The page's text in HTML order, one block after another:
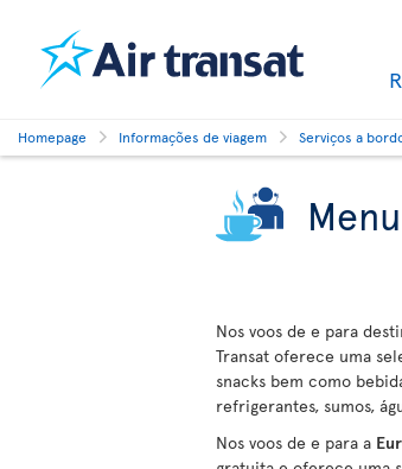
Homepage Informações de viagem Serviços a
Menu
Nos voos de e para
Transat oferece uma
snacks bem como
refrigerantes, sumos,
Nos voos de e para a